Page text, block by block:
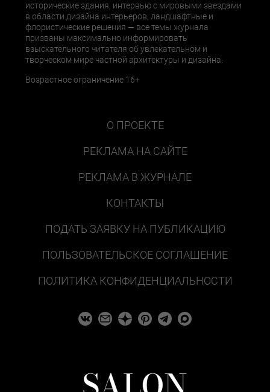
исторические здания, интервью с мировыми звездами
в области дизайна интерьеров, ландшафтные и
флористические решения — все темы журнала
призваны максимально информировать
взыскательного читателя об увлекательном и
творческом мире частной архитектуры и дизайна.
Возрастное ограничение 16+
О ПРОЕКТЕ
РЕКЛАМА НА САЙТЕ
РЕКЛАМА В ЖУРНАЛЕ
КОНТАКТЫ
ПОДАТЬ ЗАЯВКУ НА ПУБЛИКАЦИЮ
ПОЛЬЗОВАТЕЛЬСКОЕ СОГЛАШЕНИЕ
ПОЛИТИКА КОНФИДЕНЦИАЛЬНОСТИ